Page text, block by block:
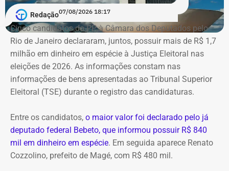
A Polícia Federal indica que a operação era feita de
fachada para não pagar o ICMS na chegada do
combustível ao país. Com a Refit postergava de
pagamentos de impostos, a empresa só deveria pagar o
tributo no momento da venda para o consumidor final,
algo que nunca foi feito, de acordo com a investigação.
*Com informações do blog do Octávio Guedes, do portal
Redação07/08/2026 18:17
Cinco candidatos do PP à Câmara dos Deputados pelo
Rio de Janeiro declararam, juntos, possuir mais de R$ 1,7
milhão em dinheiro em espécie à Justiça Eleitoral nas
eleições de 2026. As informações constam nas
informações de bens apresentadas ao Tribunal Superior
Eleitoral (TSE) durante o registro das candidaturas.
Entre os candidatos, o maior valor foi declarado pelo já
deputado federal Bebeto, que informou possuir R$ 840
mil em dinheiro em espécie. Em seguida aparece Renato
Cozzolino, prefeito de Magé, com R$ 480 mil.